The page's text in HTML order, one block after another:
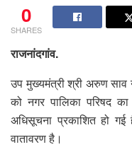
0
SHARES
राजनांदगांव.
उप मुख्यमंत्री श्री अरुण साव
को नगर पालिका परिषद
अधिसूचना प्रकाशित हो
वातावरण है।